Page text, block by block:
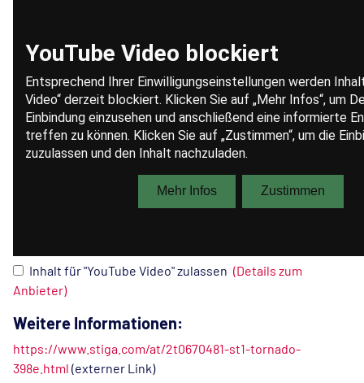
Inhalt für "YouTube Video" zulassen (Details zum
Anbieter)
Weitere Informationen:
https://www.stiga.com/at/2t0670481-st1-tornado-
398e.html (externer Link)